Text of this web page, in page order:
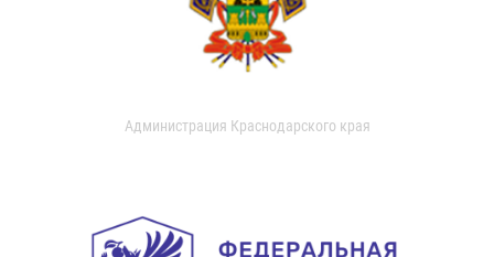
Администрация Краснодарского края